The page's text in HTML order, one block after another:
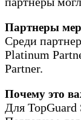
Партнеры
Среди
Platinum
Partner.
Почему это
Для TopGuard